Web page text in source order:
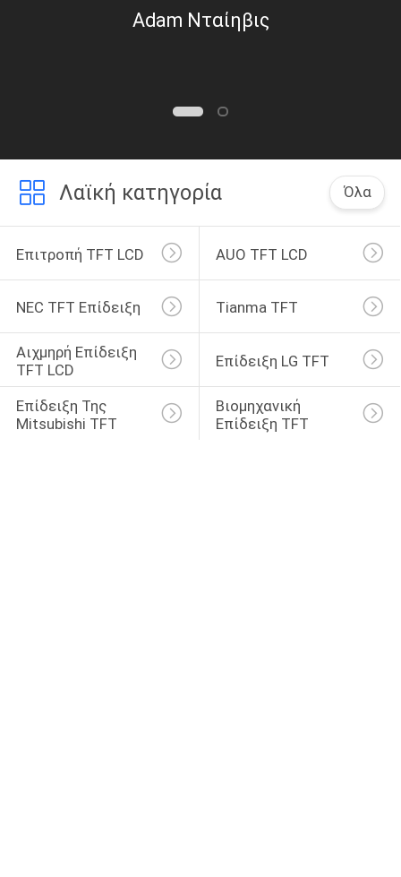
χαιρετισμούς Adam
Adam Νταίηβις
Λαϊκή κατηγορία Όλα
Επιτροπή TFT LCD AUO TFT LCD
NEC TFT Επίδειξη Tianma TFT
Αιχμηρή Επίδειξη
TFT LCD
Επίδειξη LG TFT
Επίδειξη Της
Mitsubishi TFT
Βιομηχανική
Επίδειξη TFT